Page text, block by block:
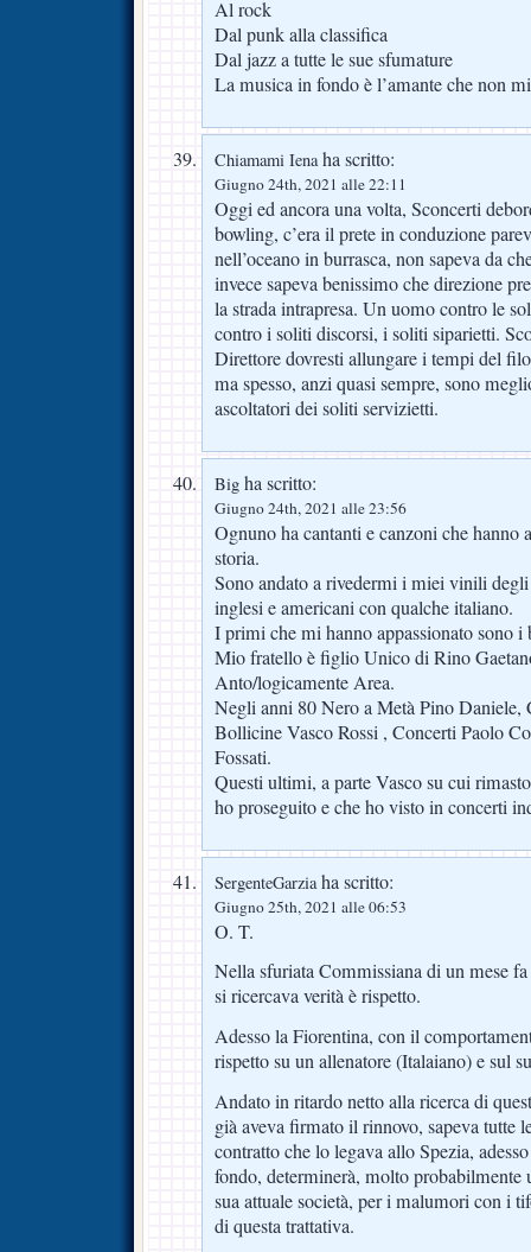
Al rock
Dal punk alla classifica
Dal jazz a tutte le sue sfumature
La musica in fondo è l’amante che non
Chiamami Ienaha scritto:
Giugno 24th, 2021 alle 22:11
Oggi ed ancora una volta, Sconcerti
bowling, c’era il prete in conduzione
nell’oceano in burrasca, non sapeva da
invece sapeva benissimo che direzione
la strada intrapresa. Un uomo contro le
contro i soliti discorsi, i soliti siparietti.
Direttore dovresti allungare i tempi del
ma spesso, anzi quasi sempre, sono
ascoltatori dei soliti servizietti.
Big ha scritto:
Giugno 24th, 2021 alle 23:56
Ognuno ha cantanti e canzoni che hanno
storia.
Sono andato a rivedermi i miei vinili degli
inglesi e americani con qualche italiano.
I primi che mi hanno appassionato sono
Mio fratello è figlio Unico di Rino
Anto/logicamente Area.
Negli anni 80 Nero a Metà Pino Daniele,
Bollicine Vasco Rossi , Concerti Paolo
Fossati.
Questi ultimi, a parte Vasco su cui
ho proseguito e che ho visto in concerti
SergenteGarziaha scritto:
Giugno 25th, 2021 alle 06:53
O. T.
Nella sfuriata Commissiana di un mese
si ricercava verità è rispetto.
Adesso la Fiorentina, con il
rispetto su un allenatore (Italaiano) e sul
Andato in ritardo netto alla ricerca di
già aveva firmato il rinnovo, sapeva tutte
contratto che lo legava allo Spezia,
fondo, determinerà, molto probabilmente
sua attuale società, per i malumori con i
di questa trattativa.